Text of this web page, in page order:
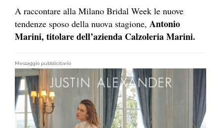
A raccontare alla Milano Bridal Week le nuove
tendenze sposo della nuova stagione, Antonio
Marini, titolare dell’azienda Calzoleria Marini.
Messaggio pubblicitario